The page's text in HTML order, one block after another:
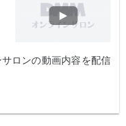
ロンの動画内容を配信